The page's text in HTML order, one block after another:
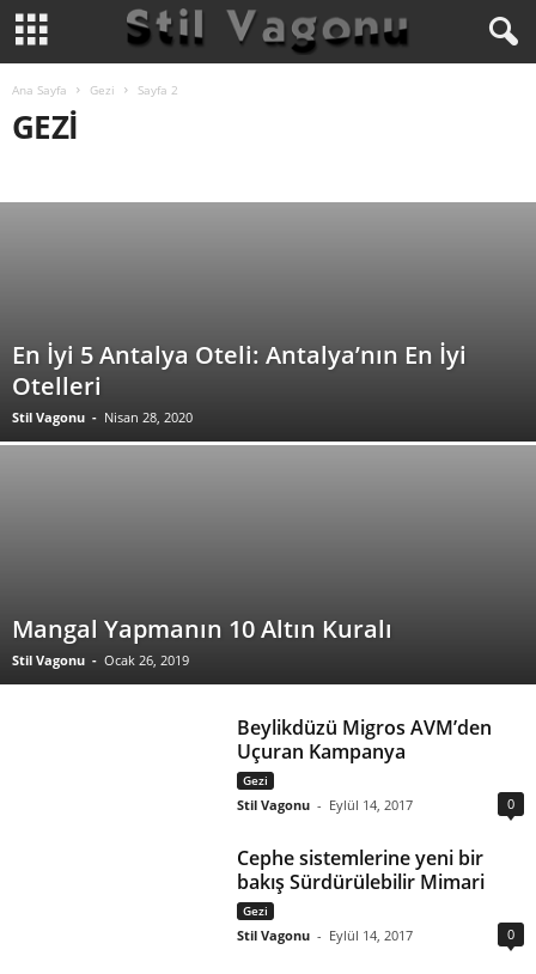
Ana Sayfa Gezi Sayfa 2
GEZI
En İyi 5 Antalya Oteli: Antalya’nın En İyi
Otelleri
Stil Vagonu - Nisan 28, 2020
Mangal Yapmanın 10 Altın Kuralı
Stil Vagonu - Ocak 26, 2019
Beylikdüzü Migros AVM’den
Uçuran Kampanya
Gezi
Stil Vagonu - Eylül 14, 2017 0
Cephe sistemlerine yeni bir
bakış Sürdürülebilir Mimari
Gezi
Stil Vagonu - Eylül 14, 2017 0